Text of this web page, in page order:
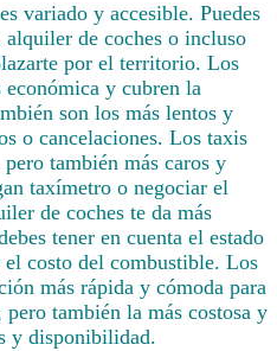
variado y accesible. Puedes
de coches o incluso
por el territorio. Los
económica y cubren la
son los más lentos y
o cancelaciones. Los taxis
también más caros y
taxímetro o negociar el
de coches te da más
tener en cuenta el estado
costo del combustible. Los
más rápida y cómoda para
también la más costosa y
y disponibilidad.